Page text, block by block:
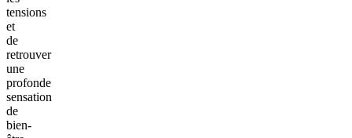
tensions
et
de
retrouver
une
profonde
sensation
de
bien-